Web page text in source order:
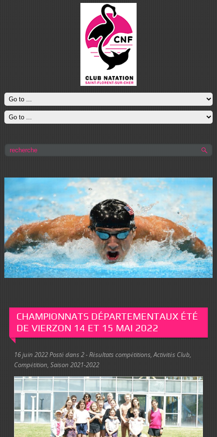
CHAMPIONNATS DÉPARTEMENTAUX ÉTÉ
DE VIERZON 14 ET 15 MAI 2022
16 juin 2022Posté dans 2 - Résultats compétitions,Activités Club,
Compétition, Saison 2021-2022